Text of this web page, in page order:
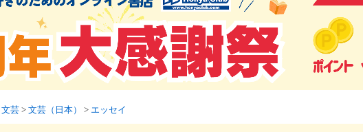
文芸 > 文芸（日本） > エッセイ